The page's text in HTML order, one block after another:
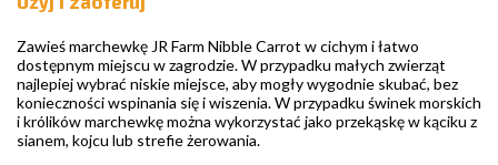
Zawieś marchewkę JR Farm Nibble Carrot w cichym i łatwo
dostępnym miejscu w zagrodzie. W przypadku małych zwierząt
najlepiej wybrać niskie miejsce, aby mogły wygodnie skubać, bez
konieczności wspinania się i wiszenia. W przypadku świnek morskich
i królików marchewkę można wykorzystać jako przekąskę w kąciku z
sianem, kojcu lub strefie żerowania.